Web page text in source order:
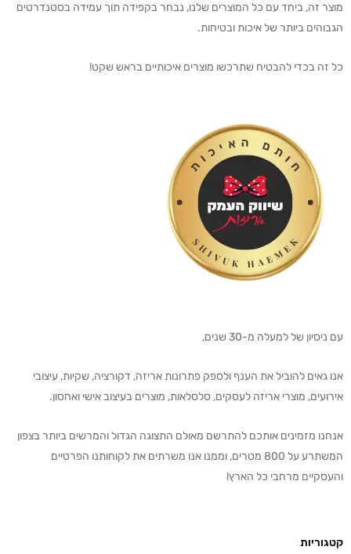
מוצר זה, ביחד עם כל המוצרים שלנו, נבחר בקפידה תוך עמידה בסטנדרטים
הגבוהים ביותר של איכות ובטיחות.
כל זה בכדי להבטיח שתרכשו מוצרים איכותיים בראש שקט!
עם ניסיון של למעלה מ-30 שנים,
אנו גאים להוביל את הענף ולספק פתרונות אריזה, דקורציה, שקיות, עיצובי
אירועים, מוצרי אריזה לעסקים, סלסלאות, מוצרים בעיצוב אישי ואחסון.
אנחנו מזמינים אותכם להתרשם מאולם התצוגה הגדול והמרשים ביותר בצפון
המשתרע על 800 מטרים, וממנו אנו משרתים את לקוחותנו הפרטיים
והעסקיים מרחבי כל הארץ!
קטגוריות